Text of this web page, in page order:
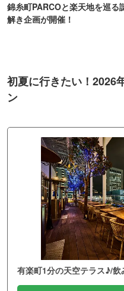
錦糸町PARCOと楽天地を巡る
解き企画が開催！
初夏に行きたい！2026
ン
有楽町1分の天空テラス♪/飲